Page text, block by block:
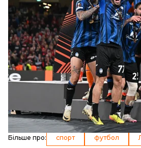
Варто зазначити, що
Хабі Алонсо не зазнавали
титул чемпіона Німеччини,
читайте також:
Україна перемогла Ісландію
Більше про: спорт футбол